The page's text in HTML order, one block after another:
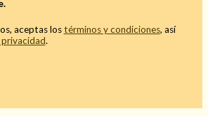
aceptas lostérminos y condiciones, así
.